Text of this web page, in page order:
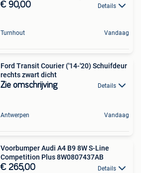
€ 90,00 Details
Turnhout Vandaag
Ford Transit Courier ('14-'20) Schuifdeur
rechts zwart dicht
Zie omschrijving Details
Antwerpen Vandaag
Voorbumper Audi A4 B9 8W S-Line
Competition Plus 8W0807437AB
€ 265,00 Details